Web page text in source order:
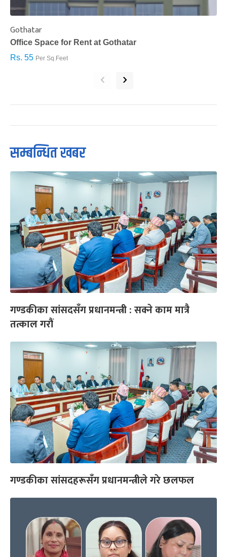
Gothatar
Office Space for Rent at Gothatar
Rs. 55 Per Sq.Feet
‹ ›
सम्बन्धित खबर
गण्डकीका सांसदसँग प्रधानमन्त्री : सक्ने काम मात्रै
तत्काल गरौं
गण्डकीका सांसदहरूसँग प्रधानमन्त्रीले गरे छलफल